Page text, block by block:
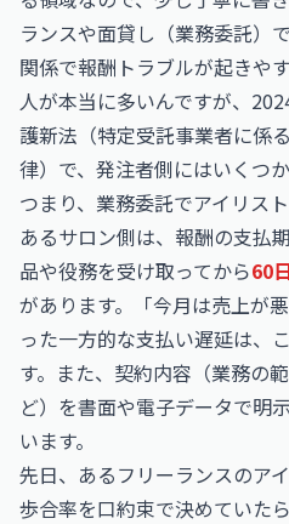
ランスや面貸し（業務委託）
関係で報酬トラブルが起きや
人が本当に多いんですが、
護新法（特定受託事業者に係
律）で、発注者側にはいくつ
つまり、業務委託でアイリス
あるサロン側は、報酬の支払
品や役務を受け取ってから60日
があります。「今月は売上が
った一方的な支払い遅延は、
す。また、契約内容（業務の
ど）を書面や電子データで明
います。
先日、あるフリーランスのア
歩合率を口約束で決めていた